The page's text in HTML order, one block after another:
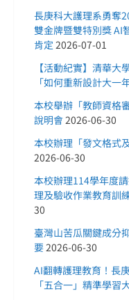
長庚科大護理系勇奪
雙金牌暨雙特別獎 AI
肯定 2026-07-01
【活動紀實】清華
「如何重新設計大一年
本校舉辦「教師資格
說明會2026-06-30
本校辦理「發文格式
2026-06-30
本校辦理114學年度
理及驗收作業教育訓
30
臺灣山苦瓜關鍵成分
要2026-06-30
AI翻轉護理教育！長
「五合一」精準學習